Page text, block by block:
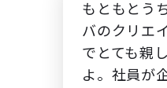
もともとう
バのクリエ
でとても親
よ。社員が